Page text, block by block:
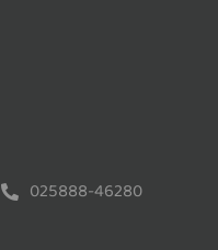
025888-46280